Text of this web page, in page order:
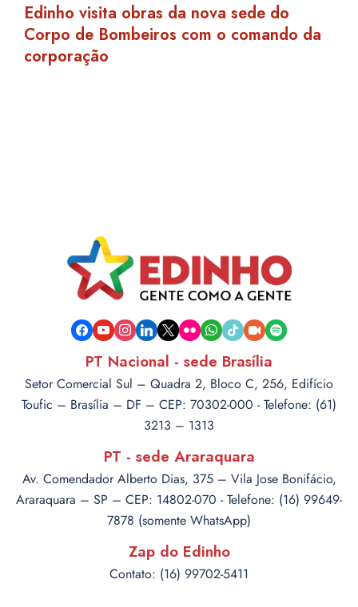
Edinho visita obras da nova sede do
Corpo de Bombeiros com o comando da
corporação
facebook
youtubeinstagram
linkedin
x flickrwhatsapp
tiktokvideo-spotify
PT Nacional - sede Brasília
Setor Comercial Sul – Quadra 2, Bloco C, 256, Edifício
Toufic – Brasília – DF – CEP: 70302-000 - Telefone: (61)
3213 – 1313
PT - sede Araraquara
Av. Comendador Alberto Dias, 375 – Vila Jose Bonifácio,
Araraquara – SP – CEP: 14802-070 - Telefone: (16) 99649-
7878 (somente WhatsApp)
Zap do Edinho
Contato: (16) 99702-5411